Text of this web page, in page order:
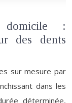
domicile :
des dents
sur mesure par
dans les
déterminée,